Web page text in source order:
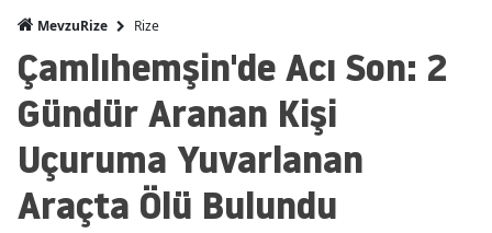
MevzuRize Rize
Çamlıhemşin'de Acı Son: 2
Gündür Aranan Kişi
Uçuruma Yuvarlanan
Araçta Ölü Bulundu